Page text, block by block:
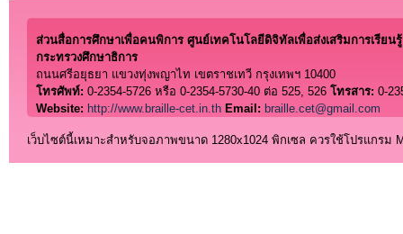
ส่วนสื่อการศึกษาเพื่อคนพิการ ศูนย์เทคโนโลยีดิจิทัลเพื่อส่งเสริมการเรียนรู้
กระทรวงศึกษาธิการ
ถนนศรีอยุธยา แขวงทุ่งพญาไท เขตราชเทวี กรุงเทพฯ 10400
โทรศัพท์: 0-2354-5726 หรือ 0-2354-5730-40 ต่อ 525, 526 โทรสาร: 0-
Website: http://www.braille-cet.in.th Email: braille.cet@gmail.com
เว็บไซต์นี้เหมาะสำหรับจอภาพขนาด 1280x1024 พิกเซล ควรใช้โปรแกรม